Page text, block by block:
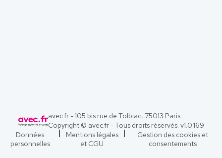
avec.fr - 105 bis rue de Tolbiac, 75013 Paris
Copyright © avec.fr - Tous droits réservés. v1.0.169
Données
personnelles
Mentions légales
et CGU
Gestion des cookies et
consentements